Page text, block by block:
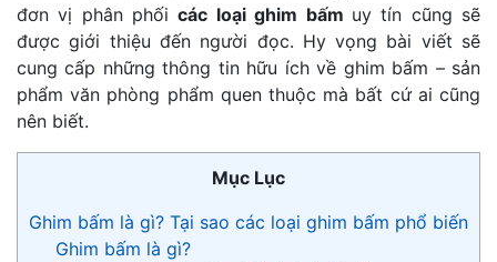
đơn vị phân phốicác loại ghim bấm uy tín cũng sẽ
được giới thiệu đến người đọc. Hy vọng bài viết sẽ
cung cấp những thông tin hữu ích về ghim bấm – sản
phẩm văn phòng phẩm quen thuộc mà bất cứ ai cũng
nên biết.
Mục Lục
Ghim bấm là gì? Tại sao các loại ghim bấm phổ biến
Ghim bấm là gì?